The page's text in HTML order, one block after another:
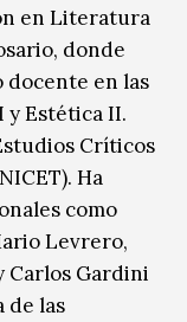
en Literatura
donde
docente en las
Estética II.
Críticos
Ha
como
Levrero,
Carlos Gardini
de las